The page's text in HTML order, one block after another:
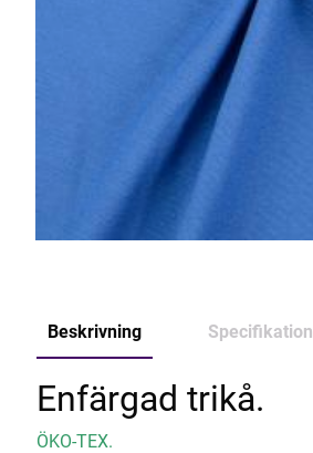
Beskrivning Specifikation
Enfärgad trikå.
ÖKO-TEX.